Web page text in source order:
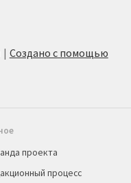
Создано с помощью
проекта
процесс